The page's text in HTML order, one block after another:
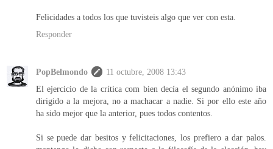
Felicidades a todos los que tuvisteis algo que ver con esta.
Responder
PopBelmondo
11 octubre, 2008 13:43
El ejercicio de la crítica com bien decía el segundo anónimo iba
dirigido a la mejora, no a machacar a nadie. Si por ello este año
ha sido mejor que la anterior, pues todos contentos.
Si se puede dar besitos y felicitaciones, los prefiero a dar palos.